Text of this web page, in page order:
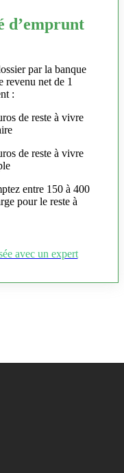
d’emprunt
par la banque
revenu net de 1
:
de reste à vivre
de reste à vivre
entre 150 à 400
pour le reste à
avec un expert